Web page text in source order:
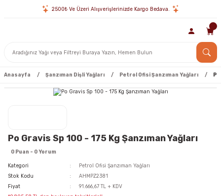
2500₺ Ve Üzeri Alışverişlerinizde Kargo Bedava.
Anasayfa Şanzıman Dişli Yağları Petrol Ofisi Şanzıman Yağları
Po Gravis Sp 100 - 175 Kg Şanzıman Yağları
0 Puan - 0 Yorum
Kategori
Petrol Ofisi Şanzıman Yağları
Stok Kodu
AHMPZ2381
Fiyat
91.666,67 TL + KDV